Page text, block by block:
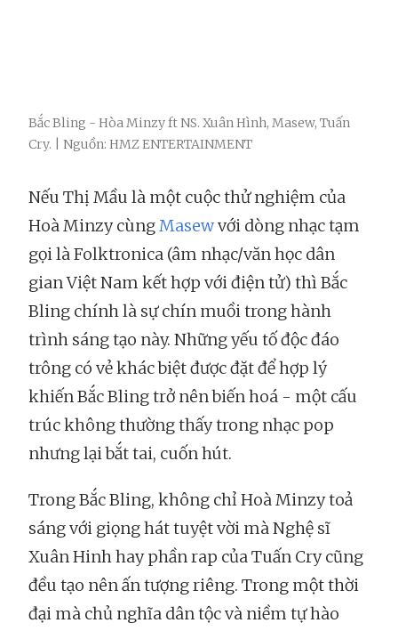
Bắc Bling - Hòa Minzy ft NS. Xuân Hình, Masew, Tuấn
Cry. | Nguồn: HMZ ENTERTAINMENT
Nếu Thị Mầu là một cuộc thử nghiệm của
Hoà Minzy cùngMasewvới dòng nhạc tạm
gọi là Folktronica (âm nhạc/văn học dân
gian Việt Nam kết hợp với điện tử) thì Bắc
Bling chính là sự chín muồi trong hành
trình sáng tạo này. Những yếu tố độc đáo
trông có vẻ khác biệt được đặt để hợp lý
khiến Bắc Bling trở nên biến hoá - một cấu
trúc không thường thấy trong nhạc pop
nhưng lại bắt tai, cuốn hút.
Trong Bắc Bling, không chỉ Hoà Minzy toả
sáng với giọng hát tuyệt vời mà Nghệ sĩ
Xuân Hinh hay phần rap của Tuấn Cry cũng
đều tạo nên ấn tượng riêng. Trong một thời
đại mà chủ nghĩa dân tộc và niềm tự hào